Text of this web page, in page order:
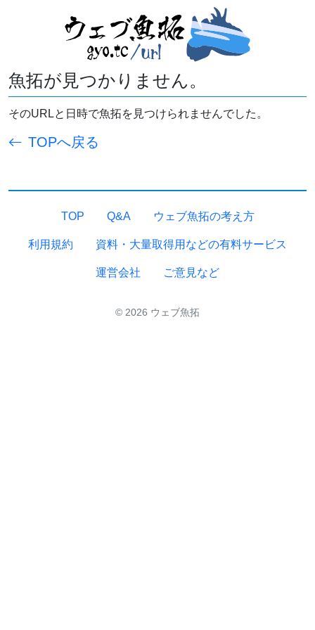
魚拓が見つかりません。
そのURLと日時で魚拓を見つけられませんでした。
TOPへ戻る
TOP Q&A ウェブ魚拓の考え方
利用規約 資料・大量取得用などの有料サービス
運営会社 ご意見など
© 2026 ウェブ魚拓